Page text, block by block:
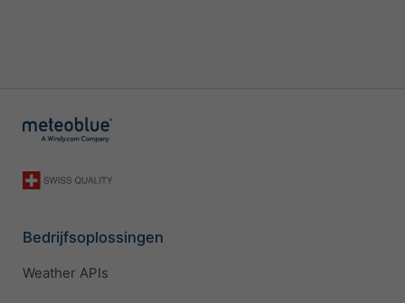
Bedrijfsoplossingen
Weather APIs